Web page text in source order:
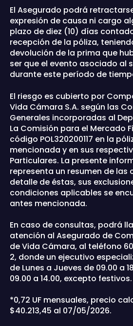
El Asegurado podrá
expresión de causa ni cargo
plazo de diez (10) días
recepción de la póliza,
devolución de la prima que
ser que el evento asociado al
durante este período de
El riesgo es cubierto por
Vida Cámara S.A. según las
Generales incorporadas al
La Comisión para el Mercado
código POL320200117 en la
mencionada y en sus
Particulares. La presente
representa un resumen de las
detalle de éstas, sus
condiciones aplicables se
antes mencionada.
En caso de consultas, podrá
atención al Asegurado de
de Vida Cámara, al teléfono
2, donde un ejecutivo
de Lunes a Jueves de 09.00 a
09.00 a 14.00, excepto festivos.
*0,72 UF mensuales, precio
$40.213,45 al 07/05/2026.